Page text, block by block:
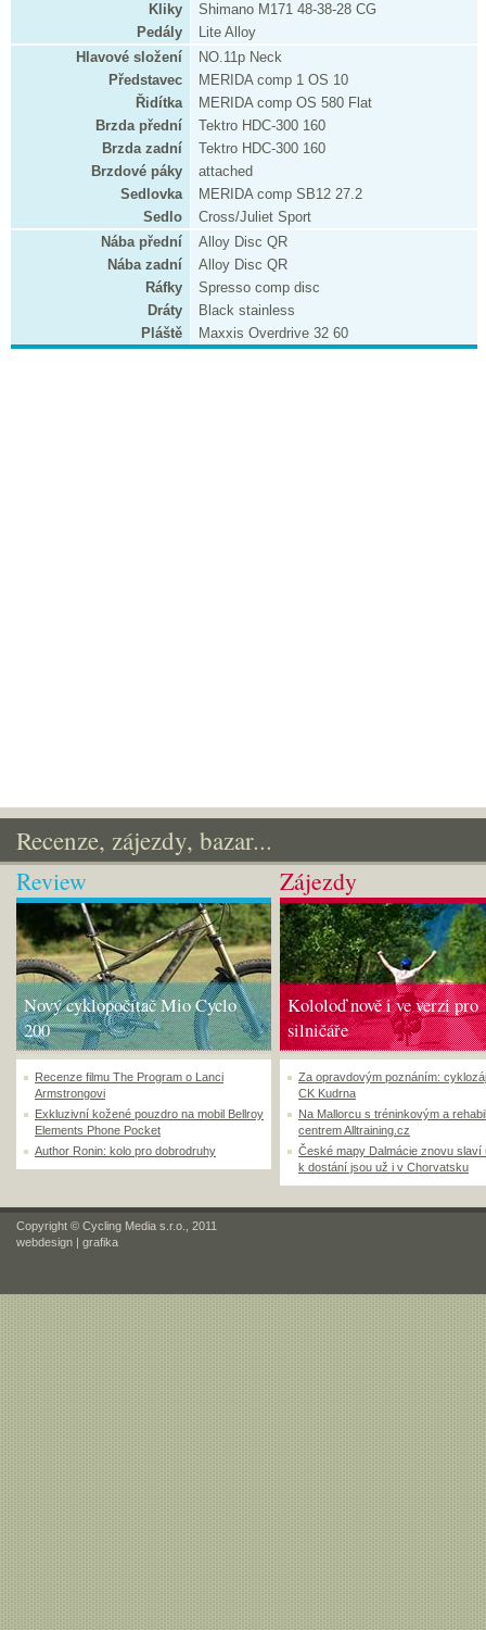
Kliky
Shimano M171 48-38-28 CG
Pedály
Lite Alloy
Hlavové složení
NO.11p Neck
Představec
MERIDA comp 1 OS 10
Řidítka
MERIDA comp OS 580 Flat
Brzda přední
Tektro HDC-300 160
Brzda zadní
Tektro HDC-300 160
Brzdové páky
attached
Sedlovka
MERIDA comp SB12 27.2
Sedlo
Cross/Juliet Sport
Nába přední
Alloy Disc QR
Nába zadní
Alloy Disc QR
Ráfky
Spresso comp disc
Dráty
Black stainless
Pláště
Maxxis Overdrive 32 60
Recenze, zájezdy, bazar...
Review
Nový cyklopočítač Mio Cyclo
200
Recenze filmu The Program o Lanci
Armstrongovi
Exkluzivní kožené pouzdro na mobil Bellroy
Elements Phone Pocket
Author Ronin: kolo pro dobrodruhy
Zájezdy
Kololoď nově i ve verzi pro
silničáře
Za opravdovým poznáním:
CK Kudrna
Na Mallorcu s tréninkovým a
centrem Alltraining.cz
České mapy Dalmácie znovu slaví
k dostání jsou už i v Chorvatsku
Copyright © Cycling Media s.r.o., 2011
webdesign | grafika